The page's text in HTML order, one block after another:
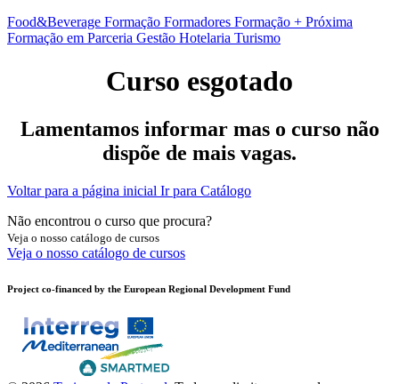
Food&Beverage Formação Formadores Formação + Próxima
Formação em Parceria Gestão Hotelaria Turismo
Curso esgotado
Lamentamos informar mas o curso não
dispõe de mais vagas.
Voltar para a página inicial Ir para Catálogo
Não encontrou o curso que procura?
Veja o nosso catálogo de cursos
Veja o nosso catálogo de cursos
Project co-financed by the European Regional Development Fund